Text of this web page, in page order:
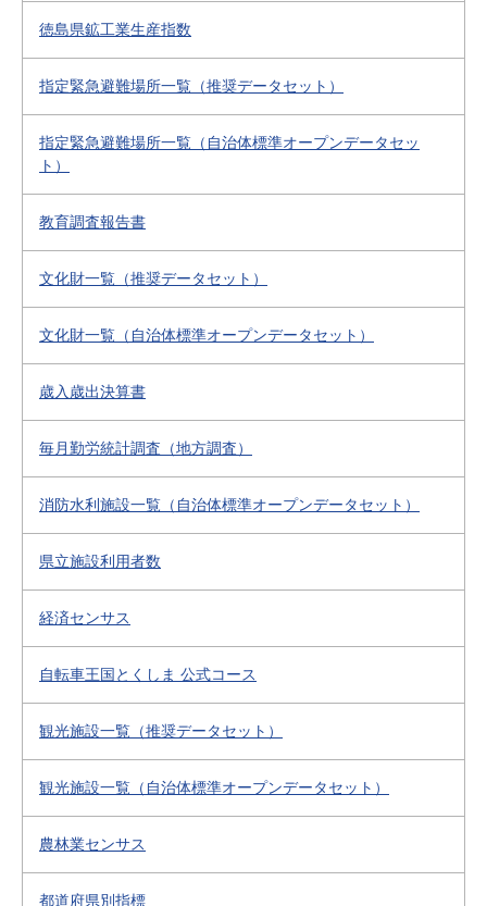
徳島県鉱工業生産指数
指定緊急避難場所一覧（推奨データセット）
指定緊急避難場所一覧（自治体標準オープンデータセッ
ト）
教育調査報告書
文化財一覧（推奨データセット）
文化財一覧（自治体標準オープンデータセット）
歳入歳出決算書
毎月勤労統計調査（地方調査）
消防水利施設一覧（自治体標準オープンデータセット）
県立施設利用者数
経済センサス
自転車王国とくしま 公式コース
観光施設一覧（推奨データセット）
観光施設一覧（自治体標準オープンデータセット）
農林業センサス
都道府県別指標